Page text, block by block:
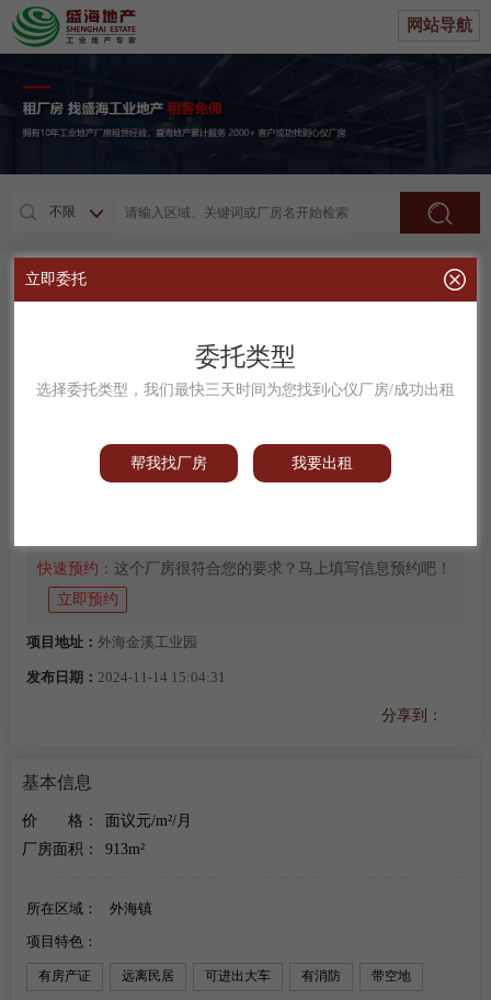
网站导航
不限
外海金溪工业区，单一层，砖墙到顶，913平方
咨询电话： 180-2675-4413 点击拨打
远离民居 可进出大车 有消防
快速预约： 这个厂房很符合您的要求？马上填写信息预约吧！
立即预约
项目地址： 外海金溪工业园
发布日期： 2024-11-14 15:04:31
分享到：
基本信息
价 格：
面议元/m²/月
厂房面积：
913m²
所在区域：
外海镇
项目特色：
有房产证 远离民居 可进出大车 有消防 带空地
立即委托
委托类型
选择委托类型，我们最快三天时间为您找到心仪厂房/成功出租
帮我找厂房 我要出租